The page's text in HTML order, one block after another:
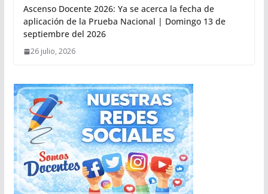
Ascenso Docente 2026: Ya se acerca la fecha de
aplicación de la Prueba Nacional | Domingo 13 de
septiembre del 2026
26 julio, 2026